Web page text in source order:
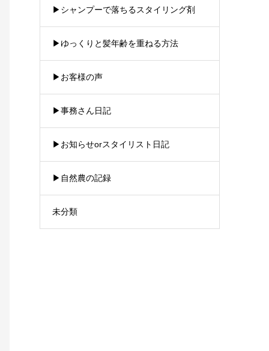
▶︎シャンプーで落ちるスタイリング剤
▶︎ゆっくりと髪年齢を重ねる方法
▶︎お客様の声
▶︎事務さん日記
▶︎お知らせorスタイリスト日記
▶︎自然農の記録
未分類